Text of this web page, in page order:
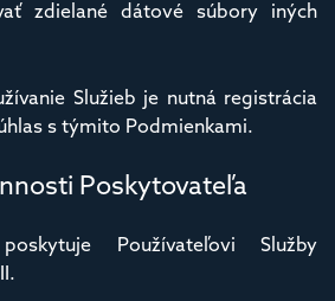
zdielané dátové súbory iných
Služieb je nutná registrácia
s týmito Podmienkami.
Poskytovateľa
Používateľovi Služby